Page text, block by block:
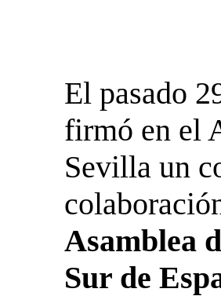
El pasado
firmó en el
Sevilla un
Asamblea
Sur de